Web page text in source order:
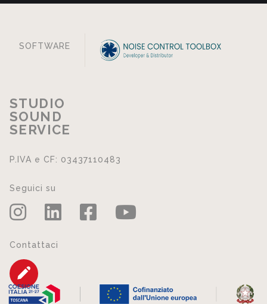
SOFTWARE
STUDIO
SOUND
SERVICE
P.IVA e CF: 03437110483
Seguici su
Contattaci